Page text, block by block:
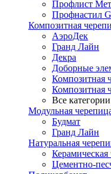
Профлист
Профнастил
Композитная
АэроДек
Гранд Лайн
Декра
Доборные
Композитная
Композитная
Все
Модульная
Будмат
Гранд Лайн
Натуральная
Керамическая
Цементно-